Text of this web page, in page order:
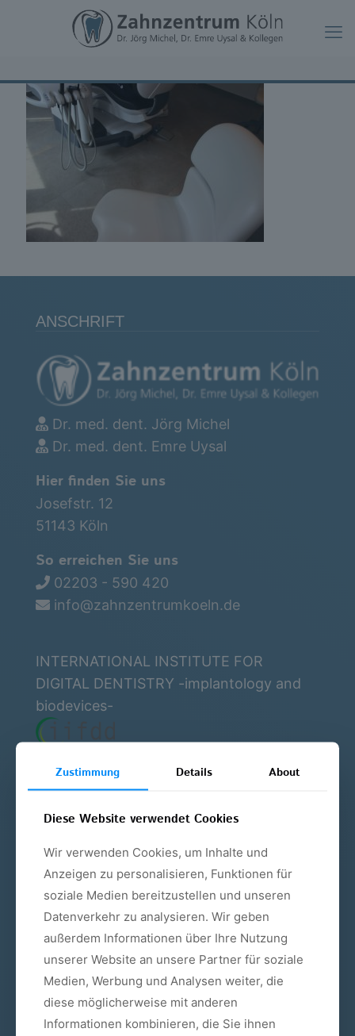
ANSCHRIFT
Dr. med. dent. Jörg Michel
Dr. med. dent. Emre Uysal
Hier finden Sie uns
Josefstr. 12
51143 Köln
So erreichen Sie uns
02203 - 590 420
info@zahnzentrumkoeln.de
INTERNATIONAL INSTITUTE FOR
DIGITAL DENTISTRY -implantology and
biodevices-
ÜBERSICHT
Angstpatienten
Bleaching
Implantate
Kieferorthopädie
Kinderzahnheilkunde
Parodontologie
Zustimmung Details About
Diese Website verwendet Cookies
Wir verwenden Cookies, um Inhalte und
Anzeigen zu personalisieren, Funktionen für
soziale Medien bereitzustellen und unseren
Datenverkehr zu analysieren. Wir geben
außerdem Informationen über Ihre Nutzung
unserer Website an unsere Partner für soziale
Medien, Werbung und Analysen weiter, die
diese möglicherweise mit anderen
Informationen kombinieren, die Sie ihnen